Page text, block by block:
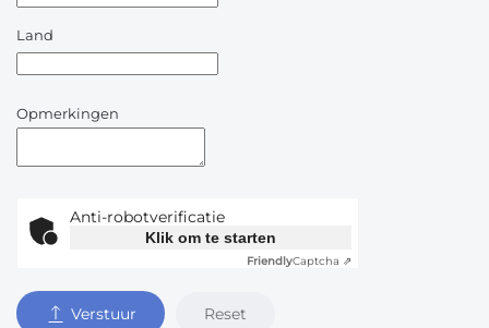
Land
Opmerkingen
Anti-robotverificatie
Klik om te starten
FriendlyCaptcha ⇗
Verstuur Reset